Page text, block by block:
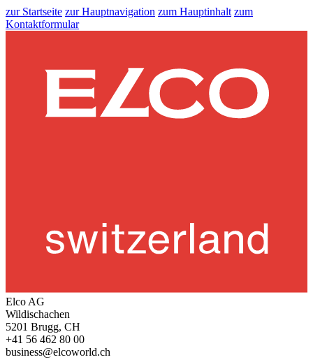
zur Startseite zur Hauptnavigation zum Hauptinhalt zum
Kontaktformular
Elco AG
Wildischachen
5201 Brugg, CH
+41 56 462 80 00
business@elcoworld.ch